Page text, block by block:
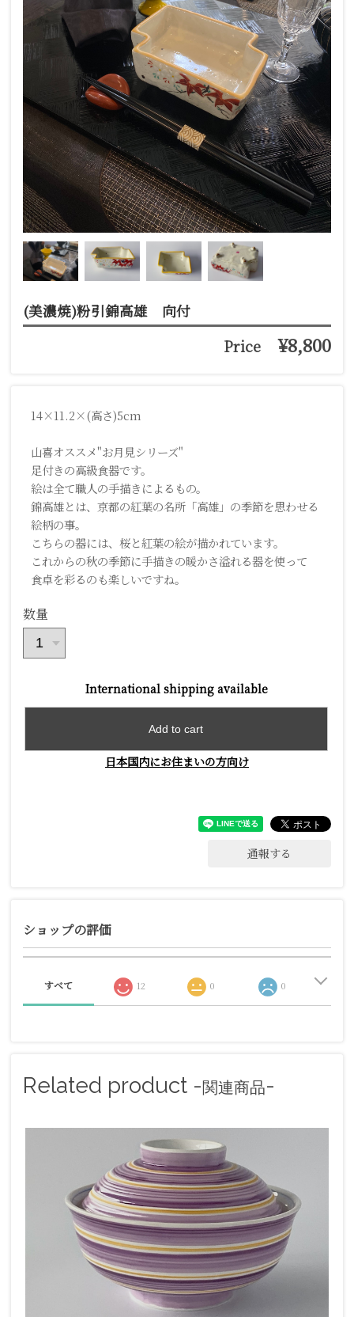
(美濃焼)粉引錦高雄 向付
Price ¥8,800
14×11.2×(高さ)5cm
山喜オススメ"お月見シリーズ"
足付きの高級食器です。
絵は全て職人の手描きによるもの。
錦高雄とは、京都の紅葉の名所「高雄」の季節を思わせる
絵柄の事。
こちらの器には、桜と紅葉の絵が描かれています。
これからの秋の季節に手描きの暖かさ溢れる器を使って
食卓を彩るのも楽しいですね。
数量
International shipping available
Add to cart
日本国内にお住まいの方向け
通報する
ショップの評価
すべて 12 0 0
Related product -関連商品-